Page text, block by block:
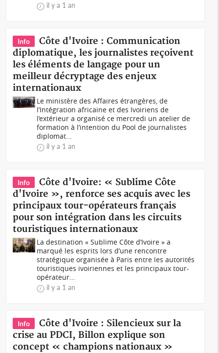
il y a 1 an
Info
Côte d'Ivoire : Communication
diplomatique, les journalistes reçoivent
les éléments de langage pour un
meilleur décryptage des enjeux
internationaux
Le ministère des Affaires étrangères, de
l’Intégration africaine et des Ivoiriens de
l’extérieur a organisé ce mercredi un atelier de
formation à l’intention du Pool de journalistes
diplomat...
il y a 1 an
Info
Côte d'Ivoire: « Sublime Côte
d'Ivoire », renforce ses acquis avec les
principaux tour-opérateurs français
pour son intégration dans les circuits
touristiques internationaux
La destination « Sublime Côte d’Ivoire » a
marqué les esprits lors d’une rencontre
stratégique organisée à Paris entre les autorités
touristiques ivoiriennes et les principaux tour-
opérateur...
il y a 1 an
Info
Côte d'Ivoire : Silencieux sur la
crise au PDCI, Billon explique son
concept « champions nationaux »